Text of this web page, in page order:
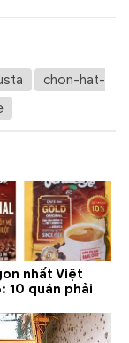
chon-hat-
nhất Việt
10 quán phải